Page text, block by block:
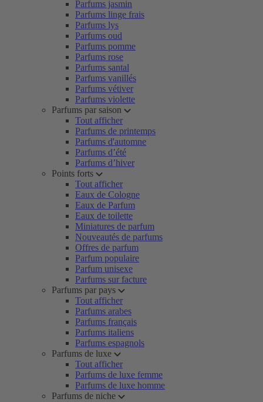
Parfums jasmin
Parfums linge frais
Parfums lys
Parfums oud
Parfums pomme
Parfums rose
Parfums santal
Parfums vanillés
Parfums vétiver
Parfums violette
Parfums par saison
Tout afficher
Parfums de printemps
Parfums d'automne
Parfums d’été
Parfums d’hiver
Points forts
Tout afficher
Eaux de Cologne
Eaux de Parfum
Eaux de toilette
Miniatures de parfum
Nouveautés de parfums
Offres de parfum
Parfum populaire
Parfum unisexe
Parfums sur facture
Parfums par pays
Tout afficher
Parfums arabes
Parfums français
Parfums italiens
Parfums espagnols
Parfums de luxe
Tout afficher
Parfums de luxe femme
Parfums de luxe homme
Parfums de niche